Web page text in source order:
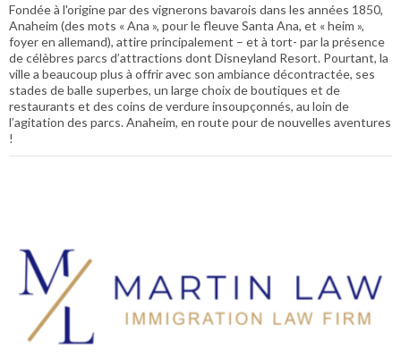
Fondée à l'origine par des vignerons bavarois dans les années 1850,
Anaheim (des mots « Ana », pour le fleuve Santa Ana, et « heim »,
foyer en allemand), attire principalement – et à tort- par la présence
de célèbres parcs d’attractions dont Disneyland Resort. Pourtant, la
ville a beaucoup plus à offrir avec son ambiance décontractée, ses
stades de balle superbes, un large choix de boutiques et de
restaurants et des coins de verdure insoupçonnés, au loin de
l’agitation des parcs. Anaheim, en route pour de nouvelles aventures
!